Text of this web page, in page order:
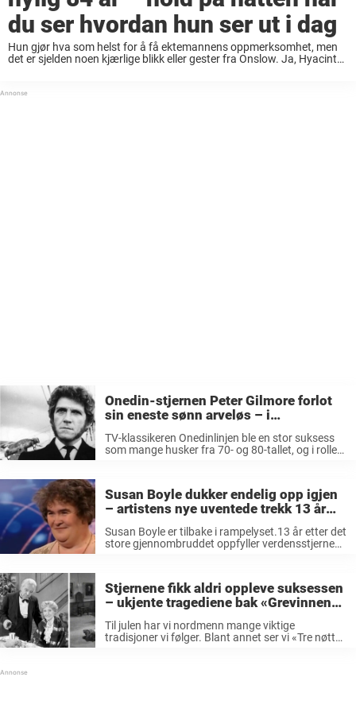
du ser hvordan hun ser ut i dag
Hun gjør hva som helst for å få ektemannens oppmerksomhet, men
det er sjelden noen kjærlige blikk eller gester fra Onslow. Ja, Hyacinth
Onedin-stjernen Peter Gilmore forlot
sin eneste sønn arveløs – i
sannheten frem
TV-klassikeren Onedinlinjen ble en stor suksess
som mange husker fra 70- og 80-tallet, og i rollen
Susan Boyle dukker endelig opp igjen
– artistens nye uventede trekk 13 år
Susan Boyle er tilbake i rampelyset.13 år etter det
store gjennombruddet oppfyller verdensstjernen
Stjernene fikk aldri oppleve suksessen
– ukjente tragediene bak «Grevinnen
Til julen har vi nordmenn mange viktige
tradisjoner vi følger. Blant annet ser vi «Tre nøtter